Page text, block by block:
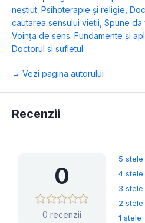
neștiut. Psihoterapie și religie
cautarea sensului vietii Spune da
Voința de sens. Fundamente și
Doctorul si sufletul
→ Vezi pagina autorului
Recenzii
0
0 recenzii
5 stele
4 stele
3 stele
2 stele
1 stele